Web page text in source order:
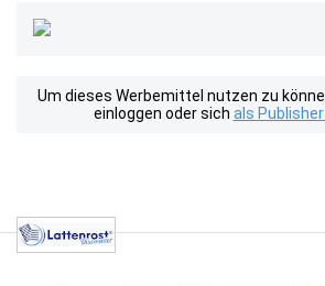
Um dieses Werbemittel nutzen zu
einloggen oder sich als